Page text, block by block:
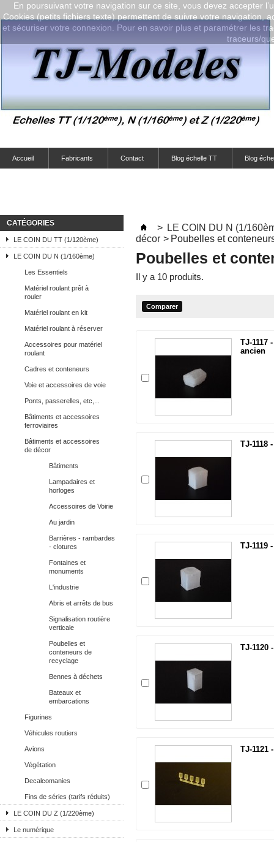
Accueil Fabricants Contact Blog échelle TT Blog
CATÉGORIES
LE COIN DU TT (1/120ème)
LE COIN DU N (1/160ème)
Les Essentiels
Matériel roulant prêt à
rouler
Matériel roulant en kit
Matériel roulant à réserver
Accessoires pour matériel
roulant
Cadres et conteneurs
Voie et accessoires de voie
Ponts, passerelles, etc,...
Bâtiments et accessoires
ferroviaires
Bâtiments et accessoires
de décor
Bâtiments
Lampadaires et
horloges
Accessoires de Voirie
Au jardin
Barrières - rambardes
- clotures
Fontaines et
monuments
L'industrie
Abris et arrêts de bus
Signalisation routière
verticale
Poubelles et
conteneurs de
recyclage
Bennes à déchets
Bateaux et
embarcations
Figurines
Véhicules routiers
Avions
Végétation
Decalcomanies
Fins de séries (tarifs réduits)
LE COIN DU Z (1/220ème)
Le numérique
> LE COIN DU N (1/
décor > Poubelles et
Poubelles et
Il y a 10 produits.
TJ-1117
ancien
TJ-1118
TJ-1119
TJ-1120
TJ-1121
En poursuivant votre navigation sur ce site, vous devez accepter
Cookies (petits fichiers texte) permettent de suivre votre navigation,
et sécuriser votre connexion. Pour en savoir plus et paramétrer les
traceurs/